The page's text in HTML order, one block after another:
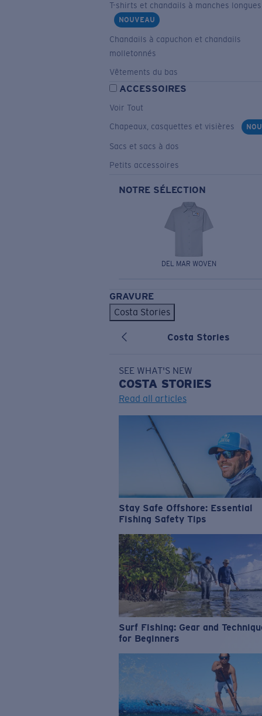
T-shirts et chandails à manches longues
NOUVEAU
Chandails à capuchon et chandails
molletonnés
Vêtements du bas
ACCESSOIRES
Voir Tout
Chapeaux, casquettes et visières
Sacs et sacs à dos
Petits accessoires
NOTRE SÉLECTION
DEL MAR WOVEN
GRAVURE
Costa Stories
Costa Stories
SEE WHAT'S NEW
COSTA STORIES
Read all articles
Stay Safe Offshore: Essential
Fishing Safety Tips
Surf Fishing: Gear and
for Beginners